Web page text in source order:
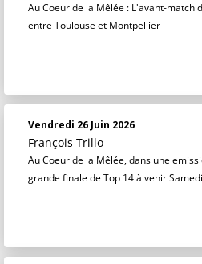
Au Coeur de la Mêlée : L'avant-match
entre Toulouse et Montpellier
Vendredi 26 Juin 2026
François Trillo
Au Coeur de la Mêlée, dans une
grande finale de Top 14 à venir